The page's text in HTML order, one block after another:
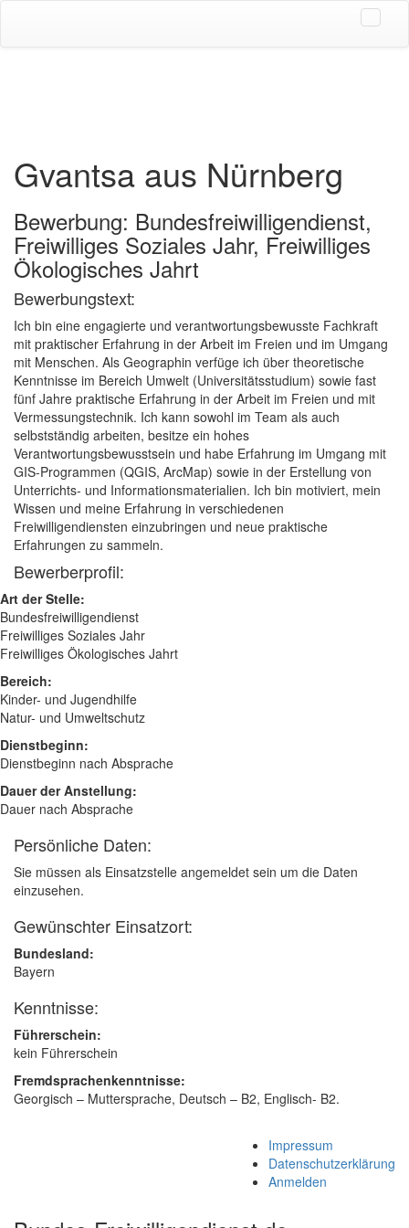
Gvantsa aus Nürnberg
Bewerbung: Bundesfreiwilligendienst,
Freiwilliges Soziales Jahr, Freiwilliges
Ökologisches Jahrt
Bewerbungstext:
Ich bin eine engagierte und verantwortungsbewusste Fachkraft
mit praktischer Erfahrung in der Arbeit im Freien und im Umgang
mit Menschen. Als Geographin verfüge ich über theoretische
Kenntnisse im Bereich Umwelt (Universitätsstudium) sowie fast
fünf Jahre praktische Erfahrung in der Arbeit im Freien und mit
Vermessungstechnik. Ich kann sowohl im Team als auch
selbstständig arbeiten, besitze ein hohes
Verantwortungsbewusstsein und habe Erfahrung im Umgang mit
GIS-Programmen (QGIS, ArcMap) sowie in der Erstellung von
Unterrichts- und Informationsmaterialien. Ich bin motiviert, mein
Wissen und meine Erfahrung in verschiedenen
Freiwilligendiensten einzubringen und neue praktische
Erfahrungen zu sammeln.
Bewerberprofil:
Art der Stelle:
Bundesfreiwilligendienst
Freiwilliges Soziales Jahr
Freiwilliges Ökologisches Jahrt
Bereich:
Kinder- und Jugendhilfe
Natur- und Umweltschutz
Dienstbeginn:
Dienstbeginn nach Absprache
Dauer der Anstellung:
Dauer nach Absprache
Persönliche Daten:
Sie müssen als Einsatzstelle angemeldet sein um die Daten
einzusehen.
Gewünschter Einsatzort:
Bundesland:
Bayern
Kenntnisse:
Führerschein:
kein Führerschein
Fremdsprachenkenntnisse:
Georgisch – Muttersprache, Deutsch – B2, Englisch- B2.
Impressum
Datenschutzerklärung
Anmelden